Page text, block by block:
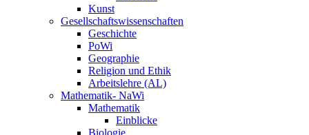
Kunst
Gesellschaftswissenschaften
Geschichte
PoWi
Geographie
Religion und Ethik
Arbeitslehre (AL)
Mathematik- NaWi
Mathematik
Einblicke
Biologie